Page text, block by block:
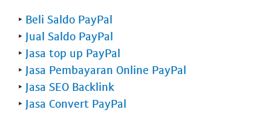
‣ Beli Saldo PayPal
‣ Jual Saldo PayPal
‣ Jasa top up PayPal
‣ Jasa Pembayaran Online PayPal
‣ Jasa SEO Backlink
‣ Jasa Convert PayPal